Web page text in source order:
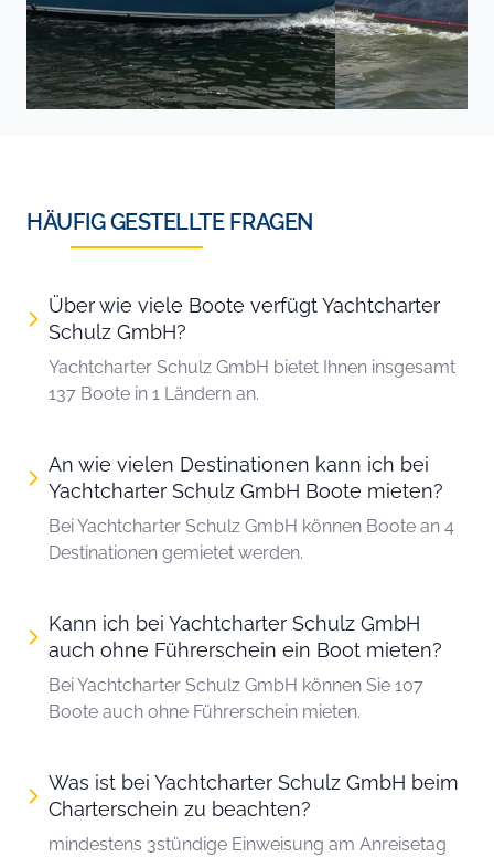
HÄUFIG GESTELLTE FRAGEN
Über wie viele Boote verfügt Yachtcharter
Schulz GmbH?
Yachtcharter Schulz GmbH bietet Ihnen insgesamt
137 Boote in 1 Ländern an.
An wie vielen Destinationen kann ich bei
Yachtcharter Schulz GmbH Boote mieten?
Bei Yachtcharter Schulz GmbH können Boote an 4
Destinationen gemietet werden.
Kann ich bei Yachtcharter Schulz GmbH
auch ohne Führerschein ein Boot mieten?
Bei Yachtcharter Schulz GmbH können Sie 107
Boote auch ohne Führerschein mieten.
Was ist bei Yachtcharter Schulz GmbH beim
Charterschein zu beachten?
mindestens 3stündige Einweisung am Anreisetag